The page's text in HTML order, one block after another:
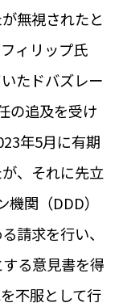
無視されたと
ィリップ氏
たドバズレー
の追及を受け
年5月に有期
、それに先立
関（DDD）
請求を行い、
る意見書を得
不服として行